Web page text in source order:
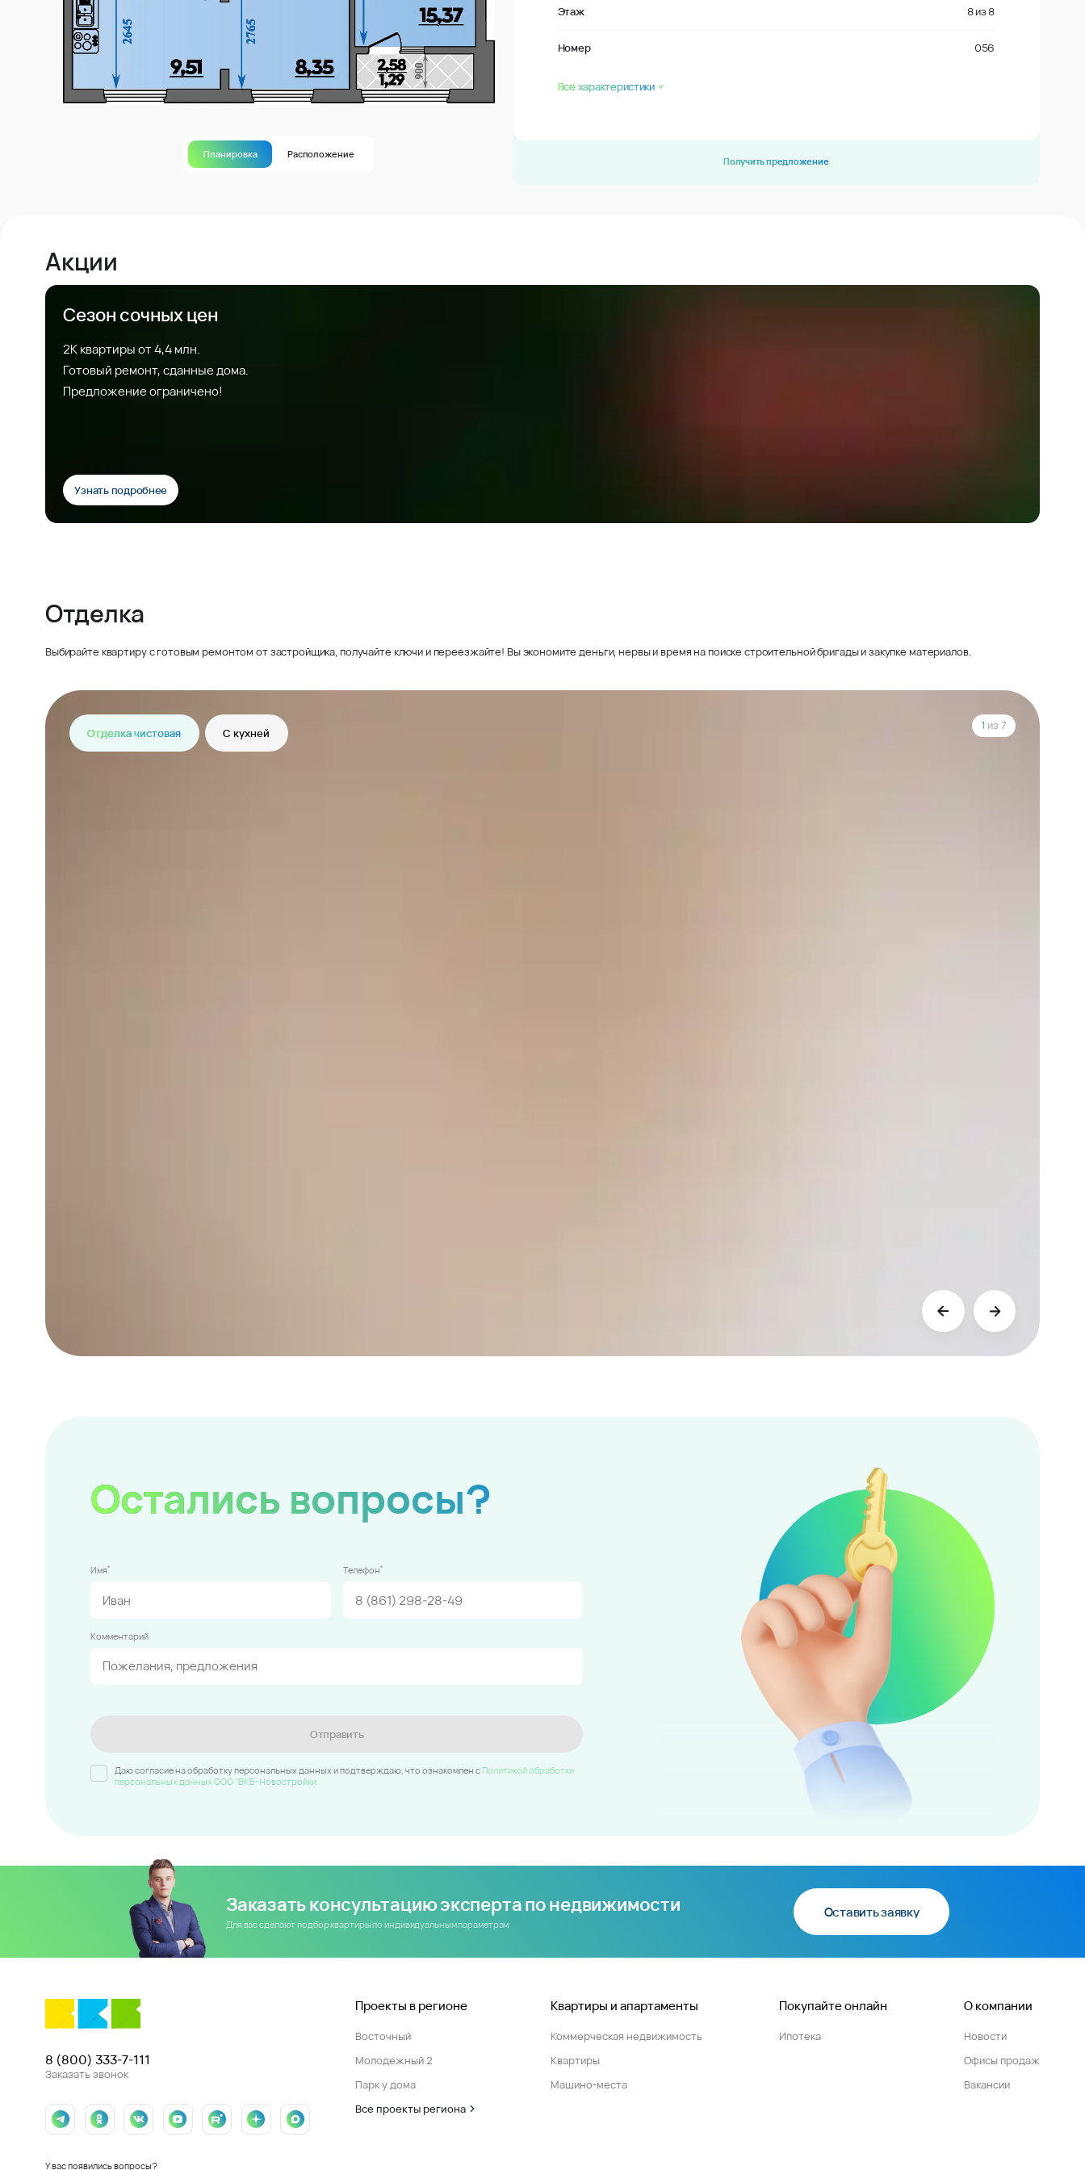
Планировка Расположение
Этаж 8из8
Номер 056
Все характеристики
Получить предложение
Акции
Сезон сочных цен
2К квартиры от 4,4 млн.
Готовый ремонт, сданные дома.
Предложение ограничено!
Узнать подробнее
Отделка
Выбирайте квартиру с готовым ремонтом от застройщика, получайте ключи и переезжайте! Вы экономите деньги, нервы и время на поиске строительной бригады и закупке материалов.
Отделка чистовая С кухней
1 из 7
Остались вопросы?
Имя* Телефон*
Комментарий
Отправить
Даю согласие на обработку персональных данных и подтверждаю, что ознакомлен c Политикой обработки
персональных данных ООО "ВКБ-Новостройки
Заказать консультацию эксперта по недвижимости
Для вас сделают подбор квартиры по индивидуальным параметрам
Оставить заявку
8 (800) 333-7-111
Заказать звонок
У вас появились вопросы?
Проекты в регионе
Восточный
Молодежный 2
Парк у дома
Все проекты региона
Квартиры и апартаменты
Коммерческая недвижимость
Квартиры
Машино-места
Покупайте онлайн
Ипотека
О компании
Новости
Офисы продаж
Вакансии